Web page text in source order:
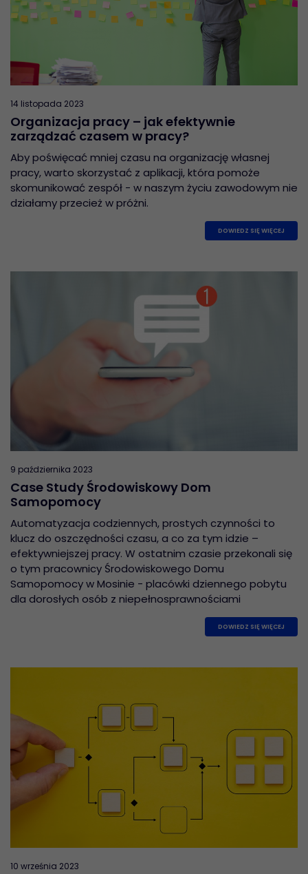
14 listopada 2023
Organizacja pracy – jak efektywnie
zarządzać czasem w pracy?
Aby poświęcać mniej czasu na organizację własnej
pracy, warto skorzystać z aplikacji, która pomoże
skomunikować zespół - w naszym życiu zawodowym nie
działamy przecież w próżni.
DOWIEDZ SIĘ WIĘCEJ
9 października 2023
Case Study Środowiskowy Dom
Samopomocy
Automatyzacja codziennych, prostych czynności to
klucz do oszczędności czasu, a co za tym idzie –
efektywniejszej pracy. W ostatnim czasie przekonali się
o tym pracownicy Środowiskowego Domu
Samopomocy w Mosinie - placówki dziennego pobytu
dla dorosłych osób z niepełnosprawnościami
DOWIEDZ SIĘ WIĘCEJ
10 września 2023